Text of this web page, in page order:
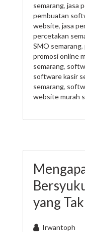
semarang, jasa
pembuatan
website, jasa
percetakan
SMO semarang,
promosi online
semarang,
software kasir
semarang,
website murah
yang
Irwantoph